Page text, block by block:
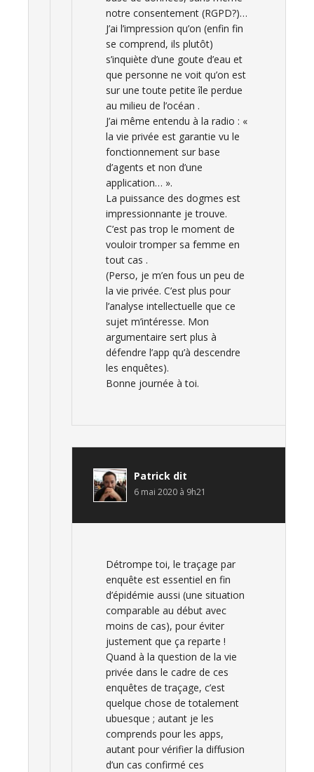
notre consentement (RGPD?)…
J’ai l’impression qu’on (enfin fin
se comprend, ils plutôt)
s’inquiète d’une goute d’eau et
que personne ne voit qu’on est
sur une toute petite île perdue
au milieu de l’océan .
J’ai même entendu à la radio : «
la vie privée est garantie vu le
fonctionnement sur base
d’agents et non d’une
application… ».
La puissance des dogmes est
impressionnante je trouve.
C’est pas trop le moment de
vouloir tromper sa femme en
tout cas .
(Perso, je m’en fous un peu de
la vie privée. C’est plus pour
l’analyse intellectuelle que ce
sujet m’intéresse. Mon
argumentaire sert plus à
défendre l’app qu’à descendre
les enquêtes).
Bonne journée à toi.
Patrick dit
6 mai 2020 à 9h21
Détrompe toi, le traçage par
enquête est essentiel en fin
d’épidémie aussi (une situation
comparable au début avec
moins de cas), pour éviter
justement que ça reparte !
Quand à la question de la vie
privée dans le cadre de ces
enquêtes de traçage, c’est
quelque chose de totalement
ubuesque ; autant je les
comprends pour les apps,
autant pour vérifier la diffusion
d’un cas confirmé ces